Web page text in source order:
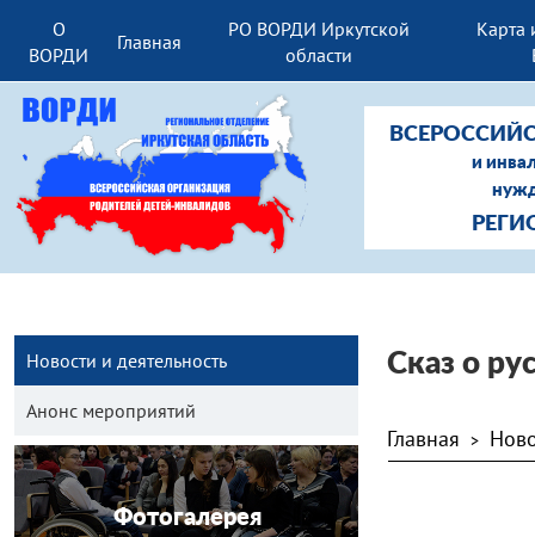
О
ВОРДИ
Главная
РО ВОРДИ Иркутской
области
Карта
и
Новости и деятельность
Анонс мероприятий
Фотогалерея
Сказ о
Главная >